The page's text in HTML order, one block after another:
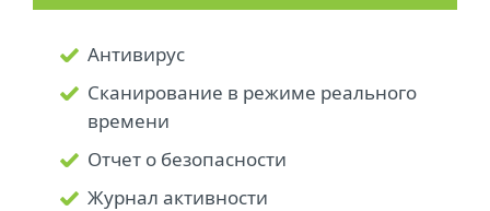
Антивирус
Сканирование в режиме реального
времени
Отчет о безопасности
Журнал активности